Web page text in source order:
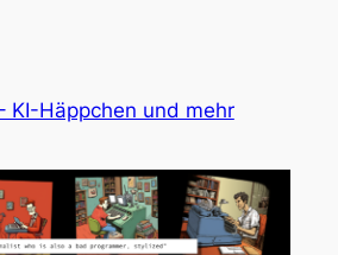
KI-Häppchen und mehr